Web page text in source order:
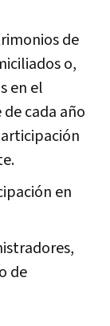
de
o,
en el
cada año
en
de